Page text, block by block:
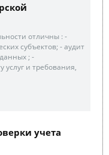
отличны : -
субъектов; - аудит
; -
услуг и требования,
учета